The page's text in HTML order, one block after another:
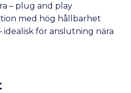
– plug and play
med hög hållbarhet
idealisk för anslutning nära